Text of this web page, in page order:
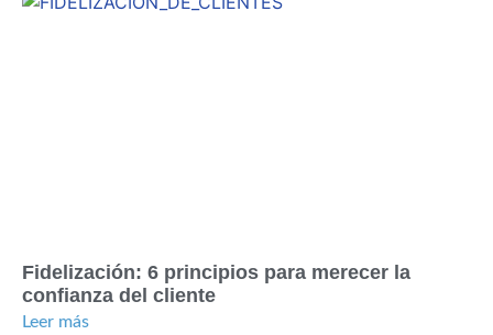
Fidelización: 6 principios para merecer la
confianza del cliente
Leer más